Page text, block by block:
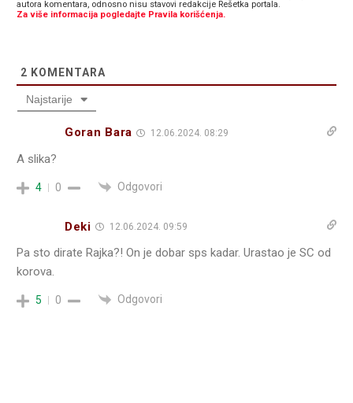
autora komentara, odnosno nisu stavovi redakcije Rešetka portala.
Za više informacija pogledajte Pravila korišćenja.
2 KOMENTARA
Najstarije
Goran Bara 12.06.2024. 08:29
A slika?
4 0 Odgovori
Deki 12.06.2024. 09:59
Pa sto dirate Rajka?! On je dobar sps kadar. Urastao je SC od
korova.
5 0 Odgovori